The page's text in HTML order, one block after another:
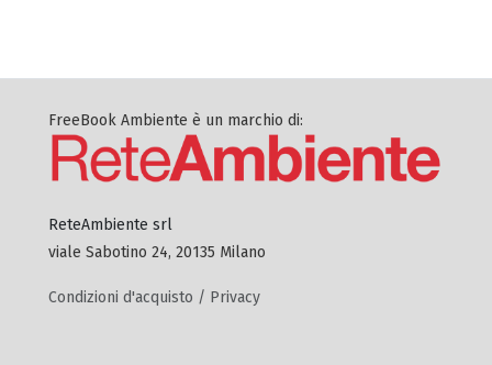
FreeBook Ambiente è un marchio di:
ReteAmbiente srl
viale Sabotino 24, 20135 Milano
Condizioni d'acquisto / Privacy